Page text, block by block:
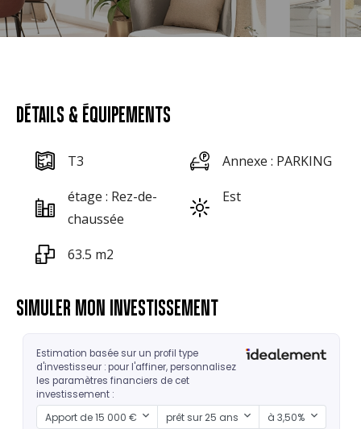
DÉTAILS & ÉQUIPEMENTS
T3
Annexe : PARKING
étage : Rez-de-
chaussée
Est
63.5 m2
SIMULER MON INVESTISSEMENT